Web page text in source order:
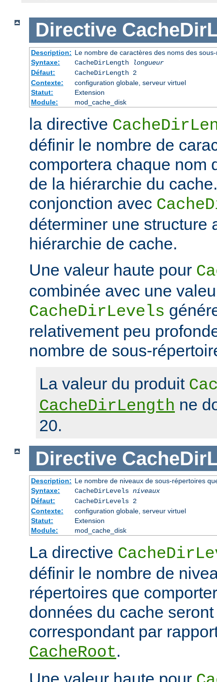
Directive
Description: Le nombre de caractères des noms des
Syntaxe:
CacheDirLength
longueur
Défaut:
CacheDirLength 2
Contexte:
configuration globale, serveur virtuel
Statut:
Extension
Module:
mod_cache_disk
la directive
définir le nombre de
comportera chaque nom
de la hiérarchie du
conjonction avec
déterminer une structure
hiérarchie de cache.
Une valeur haute pour
combinée avec une
CacheDirLevels
relativement peu
nombre de sous-
La valeur du produit
CacheDirLength ne
20.
Directive
Description: Le nombre de niveaux de sous-répertoires
Syntaxe:
CacheDirLevels niveaux
Défaut:
CacheDirLevels 2
Contexte:
configuration globale, serveur virtuel
Statut:
Extension
Module:
mod_cache_disk
La directive
définir le nombre de
répertoires que
données du cache
correspondant par
CacheRoot.